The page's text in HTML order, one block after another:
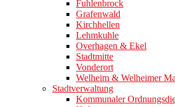
Fuhlenbrock
Grafenwald
Kirchhellen
Lehmkuhle
Overhagen & Ekel
Stadtmitte
Vonderort
Welheim & Welheimer
Stadtverwaltung
Kommunaler